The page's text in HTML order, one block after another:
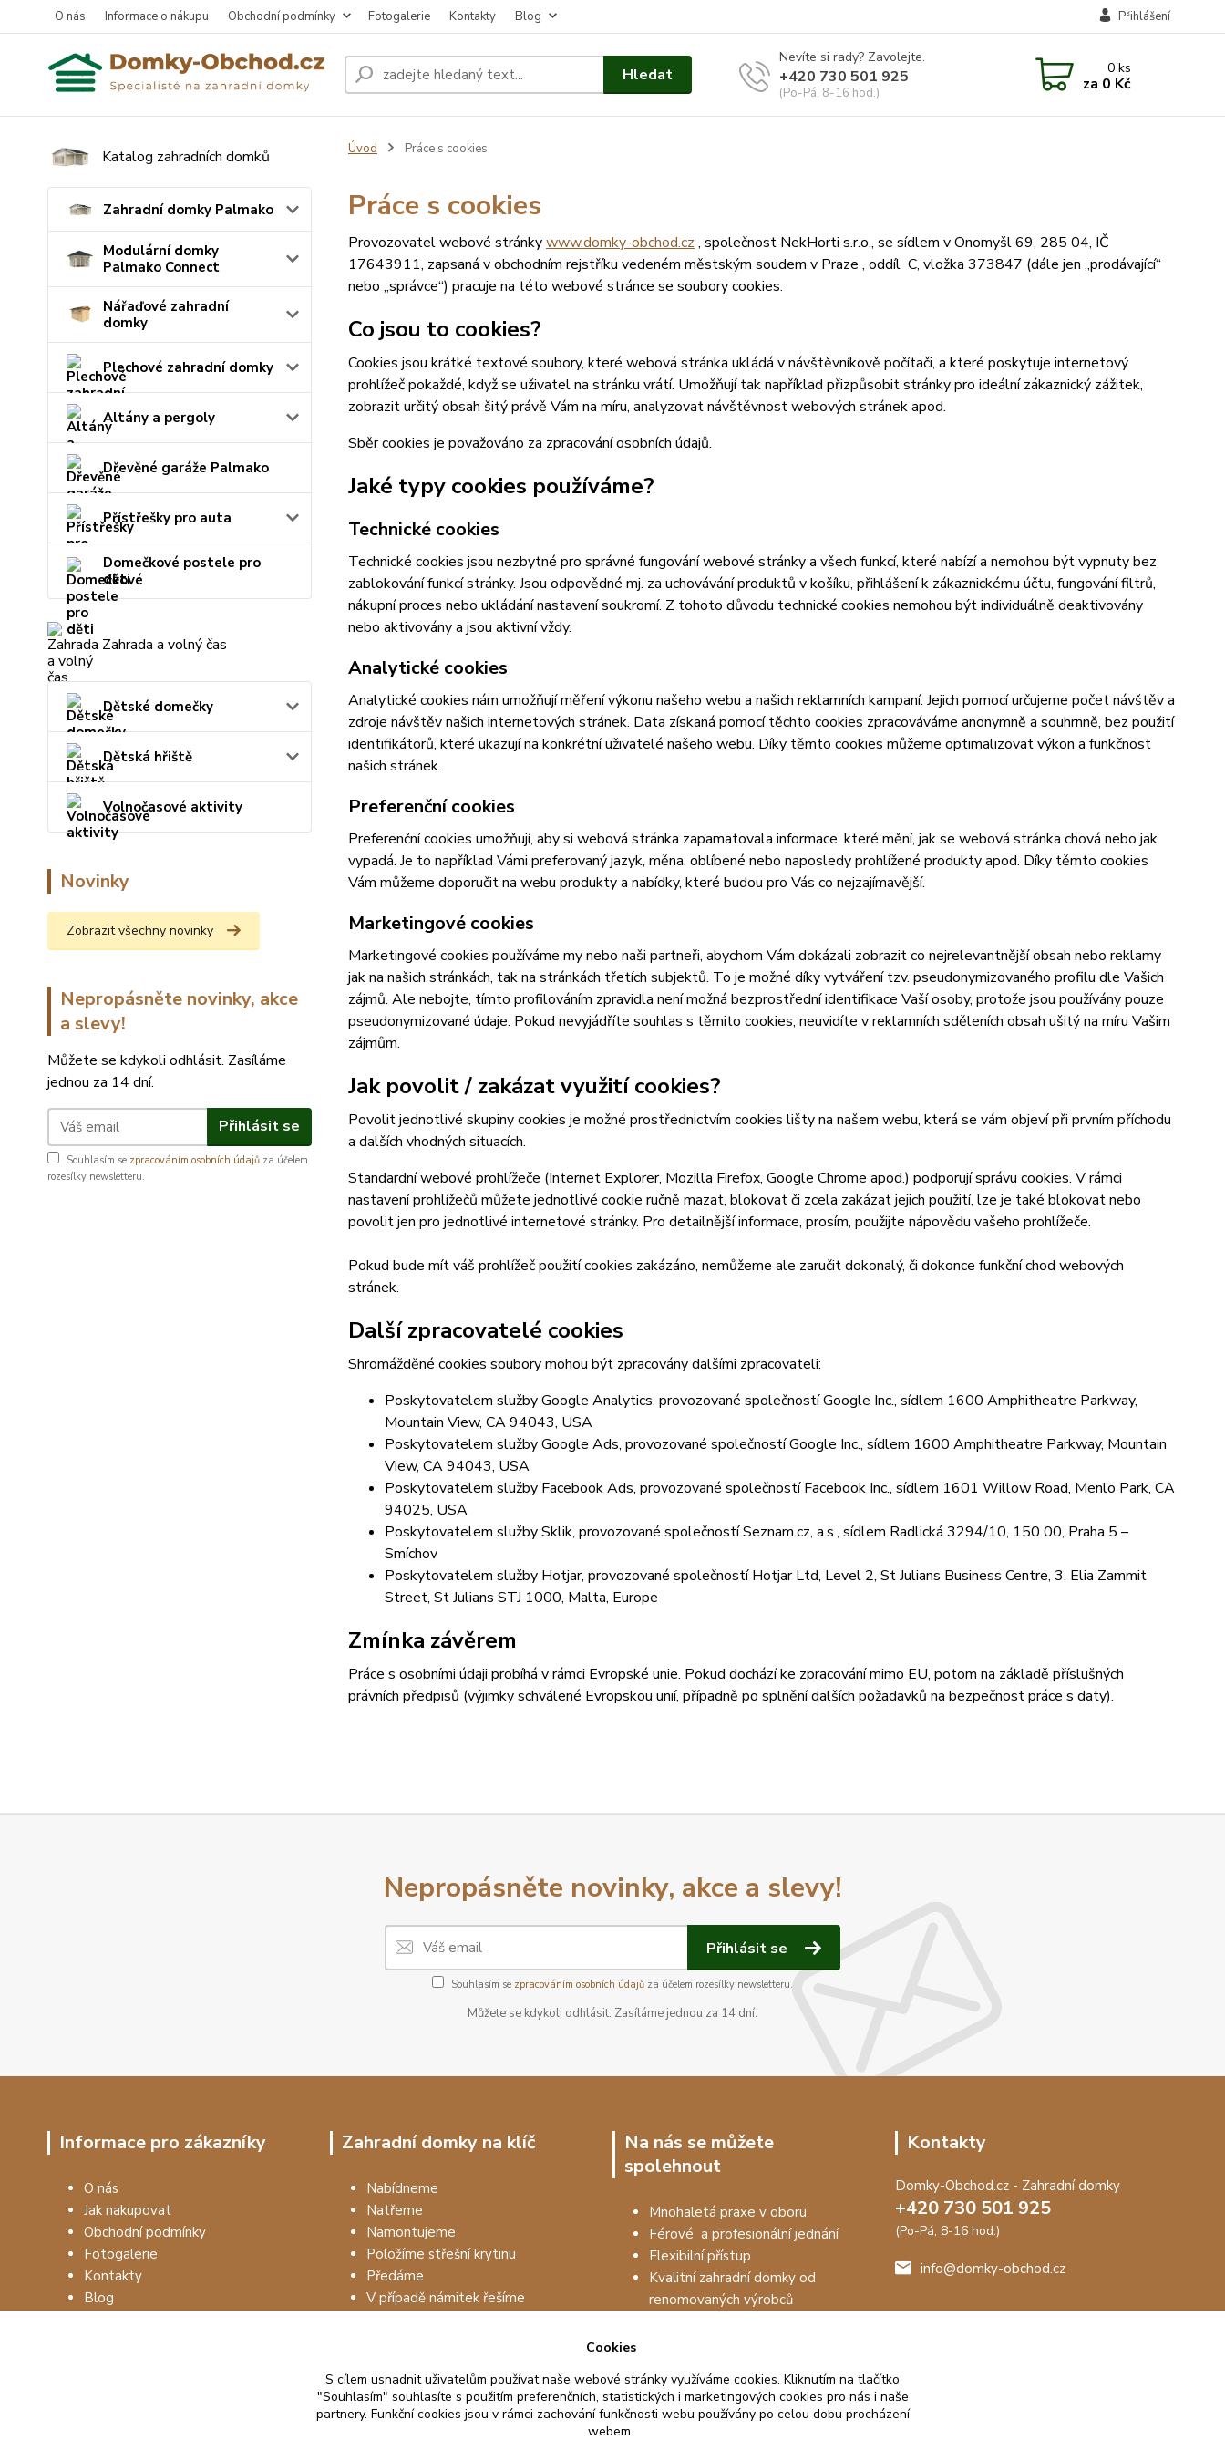
O nás Informace o nákupu Obchodní podmínky Fotogalerie Kontakty Blog Přihlášení
Hledat
Nevíte si rady? Zavolejte.
+420 730 501 925
(Po-Pá, 8-16 hod.)
0ks
za 0 Kč
Katalog zahradních domků
Zahradní domky Palmako
Modulární domky
Palmako Connect
Nářaďové zahradní
domky
Plechové zahradní domky
Altány a pergoly
Dřevěné garáže Palmako
Přístřešky pro auta
Domečkové postele pro
děti
Zahrada a volný čas
Dětské domečky
Dětská hřiště
Volnočasové aktivity
Novinky
Zobrazit všechny novinky
Nepropásněte novinky, akce
a slevy!
Můžete se kdykoli odhlásit. Zasíláme
jednou za 14 dní.
Přihlásit se
Souhlasím se zpracováním osobních údajů za účelem
rozesílky newsletteru.
Úvod Práce s cookies
Práce s cookies
Provozovatel webové stránkywww.domky-obchod.cz , společnost NekHorti s.r.o., se sídlem v Onomyšl 69, 285 04, IČ
17643911, zapsaná v obchodním rejstříku vedeném městským soudem v Praze , oddíl C, vložka 373847 (dále jen „prodávající“
nebo „správce“) pracuje na této webové stránce se soubory cookies.
Co jsou to cookies?
Cookies jsou krátké textové soubory, které webová stránka ukládá v návštěvníkově počítači, a které poskytuje internetový
prohlížeč pokaždé, když se uživatel na stránku vrátí. Umožňují tak například přizpůsobit stránky pro ideální zákaznický zážitek,
zobrazit určitý obsah šitý právě Vám na míru, analyzovat návštěvnost webových stránek apod.
Sběr cookies je považováno za zpracování osobních údajů.
Jaké typy cookies používáme?
Technické cookies
Technické cookies jsou nezbytné pro správné fungování webové stránky a všech funkcí, které nabízí a nemohou být vypnuty bez
zablokování funkcí stránky. Jsou odpovědné mj. za uchovávání produktů v košíku, přihlášení k zákaznickému účtu, fungování filtrů,
nákupní proces nebo ukládání nastavení soukromí. Z tohoto důvodu technické cookies nemohou být individuálně deaktivovány
nebo aktivovány a jsou aktivní vždy.
Analytické cookies
Analytické cookies nám umožňují měření výkonu našeho webu a našich reklamních kampaní. Jejich pomocí určujeme počet návštěv a
zdroje návštěv našich internetových stránek. Data získaná pomocí těchto cookies zpracováváme anonymně a souhrnně, bez použití
identifikátorů, které ukazují na konkrétní uživatelé našeho webu. Díky těmto cookies můžeme optimalizovat výkon a funkčnost
našich stránek.
Preferenční cookies
Preferenční cookies umožňují, aby si webová stránka zapamatovala informace, které mění, jak se webová stránka chová nebo jak
vypadá. Je to například Vámi preferovaný jazyk, měna, oblíbené nebo naposledy prohlížené produkty apod. Díky těmto cookies
Vám můžeme doporučit na webu produkty a nabídky, které budou pro Vás co nejzajímavější.
Marketingové cookies
Marketingové cookies používáme my nebo naši partneři, abychom Vám dokázali zobrazit co nejrelevantnější obsah nebo reklamy
jak na našich stránkách, tak na stránkách třetích subjektů. To je možné díky vytváření tzv. pseudonymizovaného profilu dle Vašich
zájmů. Ale nebojte, tímto profilováním zpravidla není možná bezprostřední identifikace Vaší osoby, protože jsou používány pouze
pseudonymizované údaje. Pokud nevyjádříte souhlas s těmito cookies, neuvidíte v reklamních sděleních obsah ušitý na míru Vašim
zájmům.
Jak povolit / zakázat využití cookies?
Povolit jednotlivé skupiny cookies je možné prostřednictvím cookies lišty na našem webu, která se vám objeví při prvním příchodu
a dalších vhodných situacích.
Standardní webové prohlížeče (Internet Explorer, Mozilla Firefox, Google Chrome apod.) podporují správu cookies. V rámci
nastavení prohlížečů můžete jednotlivé cookie ručně mazat, blokovat či zcela zakázat jejich použití, lze je také blokovat nebo
povolit jen pro jednotlivé internetové stránky. Pro detailnější informace, prosím, použijte nápovědu vašeho prohlížeče.
Pokud bude mít váš prohlížeč použití cookies zakázáno, nemůžeme ale zaručit dokonalý, či dokonce funkční chod webových
stránek.
Další zpracovatelé cookies
Shromážděné cookies soubory mohou být zpracovány dalšími zpracovateli:
Poskytovatelem služby Google Analytics, provozované společností Google Inc., sídlem 1600 Amphitheatre Parkway,
Mountain View, CA 94043, USA
Poskytovatelem služby Google Ads, provozované společností Google Inc., sídlem 1600 Amphitheatre Parkway, Mountain
View, CA 94043, USA
Poskytovatelem služby Facebook Ads, provozované společností Facebook Inc., sídlem 1601 Willow Road, Menlo Park, CA
94025, USA
Poskytovatelem služby Sklik, provozované společností Seznam.cz, a.s., sídlem Radlická 3294/10, 150 00, Praha 5 –
Smíchov
Poskytovatelem služby Hotjar, provozované společností Hotjar Ltd, Level 2, St Julians Business Centre, 3, Elia Zammit
Street, St Julians STJ 1000, Malta, Europe
Zmínka závěrem
Práce s osobními údaji probíhá v rámci Evropské unie. Pokud dochází ke zpracování mimo EU, potom na základě příslušných
právních předpisů (výjimky schválené Evropskou unií, případně po splnění dalších požadavků na bezpečnost práce s daty).
Nepropásněte novinky, akce a slevy!
Přihlásit se
Souhlasím se zpracováním osobních údajů za účelem rozesílky newsletteru.
Můžete se kdykoli odhlásit. Zasíláme jednou za 14 dní.
Informace pro zákazníky
O nás
Jak nakupovat
Obchodní podmínky
Fotogalerie
Kontakty
Blog
Zahradní domky na klíč
Nabídneme
Natřeme
Namontujeme
Položíme střešní krytinu
Předáme
V případě námitek řešíme
Na nás se můžete
spolehnout
Mnohaletá praxe v oboru
Férové a profesionální jednání
Flexibilní přístup
Kvalitní zahradní domky od
renomovaných výrobců
Kontakty
Domky-Obchod.cz - Zahradní domky
+420 730 501 925
(Po-Pá, 8-16 hod.)
info@domky-obchod.cz
Cookies
S cílem usnadnit uživatelům používat naše webové stránky využíváme cookies. Kliknutím na tlačítko
"Souhlasím" souhlasíte s použitím preferenčních, statistických i marketingových cookies pro nás i naše
partnery. Funkční cookies jsou v rámci zachování funkčnosti webu používány po celou dobu procházení
webem.